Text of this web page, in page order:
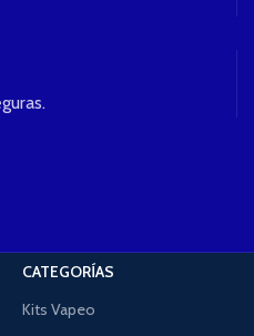
CATEGORÍAS
Kits Vapeo